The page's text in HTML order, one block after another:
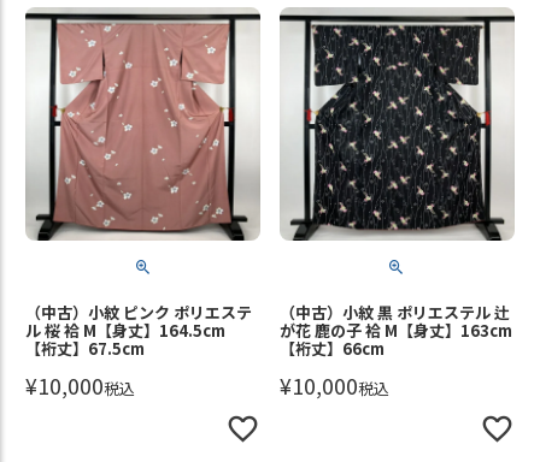
（中古）小紋 ピンク ポリエステ
ル 桜 袷 M【身丈】164.5cm
【裄丈】67.5cm
¥10,000税込
（中古）小紋 黒 ポリエステル 辻
が花 鹿の子 袷 M【身丈】163cm
【裄丈】66cm
¥10,000税込